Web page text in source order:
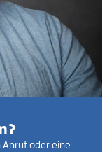
oder eine